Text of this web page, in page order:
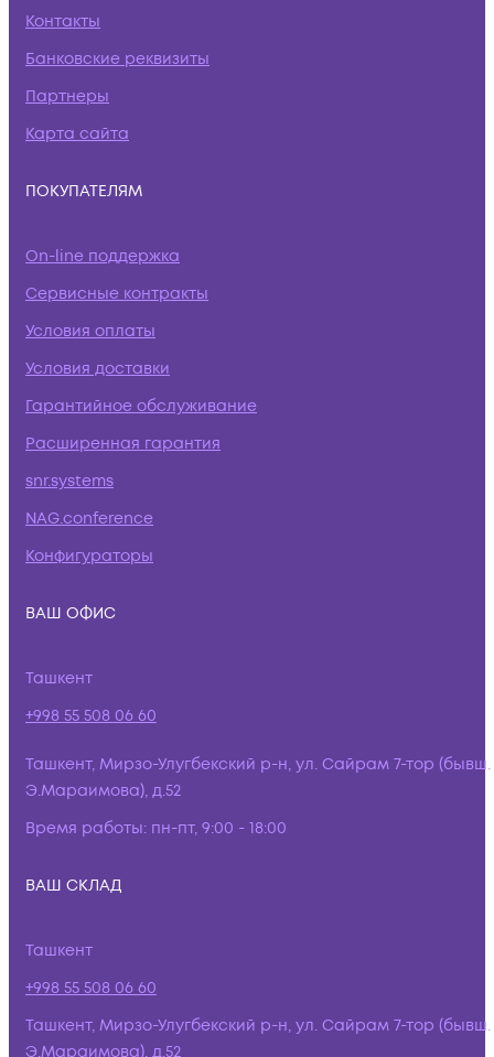
Контакты
Банковские реквизиты
Партнеры
Карта сайта
ПОКУПАТЕЛЯМ
On-line поддержка
Сервисные контракты
Условия оплаты
Условия доставки
Гарантийное обслуживание
Расширенная гарантия
snr.systems
NAG.conference
Конфигураторы
ВАШ ОФИС
Ташкент
+998 55 508 06 60
Ташкент, Мирзо-Улугбекский р-н, ул. Сайрам 7-тор (бывш.
Э.Мараимова), д.52
Время работы: пн-пт, 9:00 - 18:00
ВАШ СКЛАД
Ташкент
+998 55 508 06 60
Ташкент, Мирзо-Улугбекский р-н, ул. Сайрам 7-тор (бывш.
Э.Мараимова), д.52